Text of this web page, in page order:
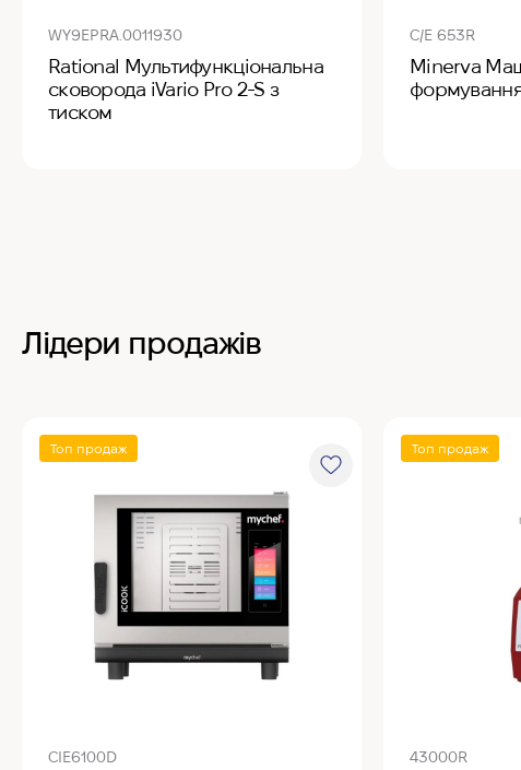
WY9EPRA.0011930
Rational Мультифункціональна
сковорода iVario Pro 2-S з
тиском
C/E 653R
Minerva
формування
Лідери продажів
Топ продаж
CIE6100D
Топ продаж
43000R